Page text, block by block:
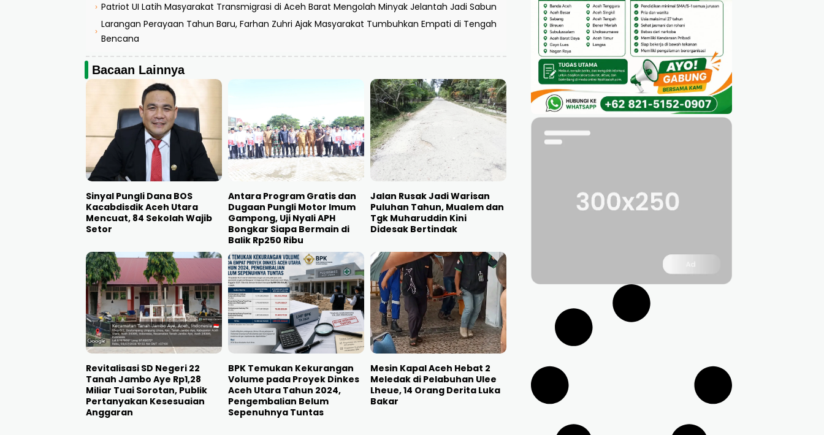
› Patriot UI Latih Masyarakat Transmigrasi di Aceh Barat Mengolah Minyak Jelantah Jadi Sabun
›
Larangan Perayaan Tahun Baru, Farhan Zuhri Ajak Masyarakat Tumbuhkan Empati di Tengah
Bencana
Bacaan Lainnya
Sinyal Pungli Dana BOS
Kacabdisdik Aceh Utara
Mencuat, 84 Sekolah Wajib
Setor
Antara Program Gratis dan
Dugaan Pungli Motor Imum
Gampong, Uji Nyali APH
Bongkar Siapa Bermain di
Balik Rp250 Ribu
Jalan Rusak Jadi Warisan
Puluhan Tahun, Mualem dan
Tgk Muharuddin Kini
Didesak Bertindak
Revitalisasi SD Negeri 22
Tanah Jambo Aye Rp1,28
Miliar Tuai Sorotan, Publik
Pertanyakan Kesesuaian
Anggaran
BPK Temukan Kekurangan
Volume pada Proyek Dinkes
Aceh Utara Tahun 2024,
Pengembalian Belum
Sepenuhnya Tuntas
Mesin Kapal Aceh Hebat 2
Meledak di Pelabuhan Ulee
Lheue, 14 Orang Derita Luka
Bakar